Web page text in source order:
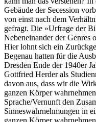
Gebäude der Secession
von einst nach dem
gefragt. Die »Urfrage der
Nebeneinander der Genres
Hier lohnt sich ein
Begenau hatten für die
Dresden Ende der 1940er
Gottfried Herder als
davon aus, dass wir die
ganzen Körper
Sprache/Vernunft den
Sinneswahrnehmungen in
ganzen Körper